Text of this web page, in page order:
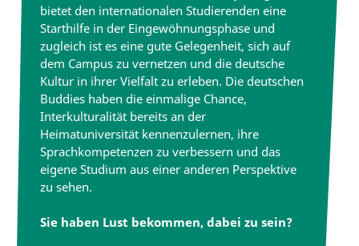
bietet den internationalen Studierenden eine
Starthilfe in der Eingewöhnungsphase und
zugleich ist es eine gute Gelegenheit, sich auf
dem Campus zu vernetzen und die deutsche
Kultur in ihrer Vielfalt zu erleben. Die deutschen
Buddies haben die einmalige Chance,
Interkulturalität bereits an der
Heimatuniversität kennenzulernen, ihre
Sprachkompetenzen zu verbessern und das
eigene Studium aus einer anderen Perspektive
zu sehen.
Sie haben Lust bekommen, dabei zu sein?